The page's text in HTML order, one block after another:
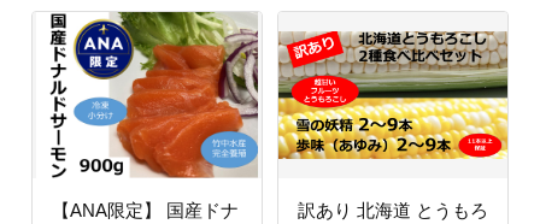
【ANA限定】 国産ドナ
訳あり 北海道 とうもろ